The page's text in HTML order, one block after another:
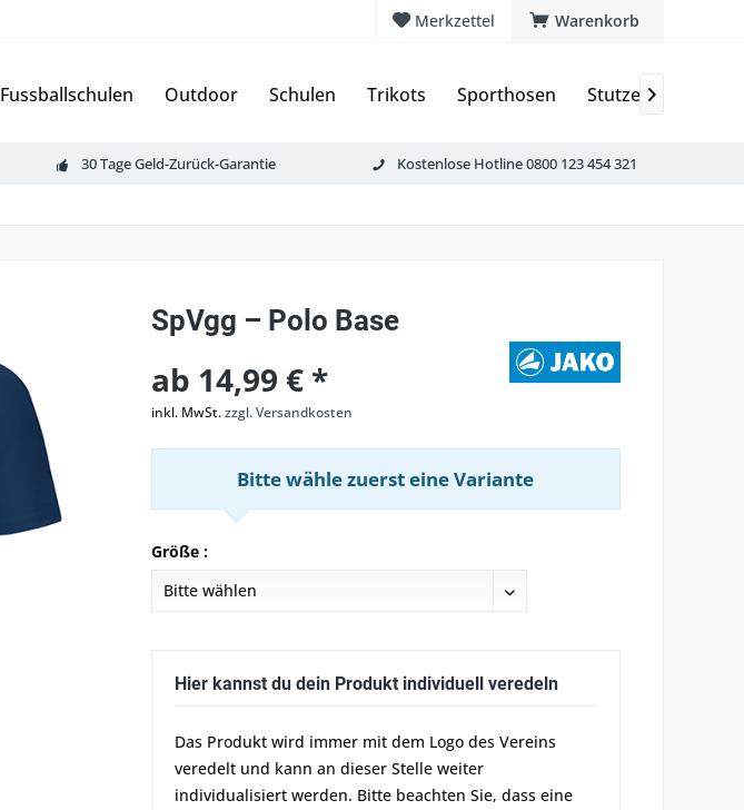
Warenkorb
Merkzettel
Fussballschulen Outdoor Schulen Trikots Sporthosen Stutzen & Schoner

30 Tage Geld-Zurück-Garantie Kostenlose Hotline 0800 123 454 321
SpVgg – Polo Base
ab 14,99 € *
inkl. MwSt.zzgl. Versandkosten
Bitte wähle zuerst eine Variante
Größe :
Hier kannst du dein Produkt individuell veredeln
Das Produkt wird immer mit dem Logo des Vereins
veredelt und kann an dieser Stelle weiter
individualisiert werden. Bitte beachten Sie, dass eine